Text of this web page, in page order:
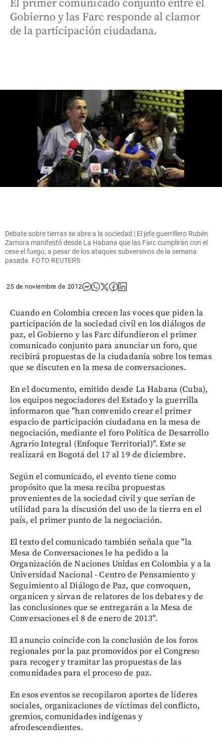
El primer comunicado conjunto entre el
Gobierno y las Farc responde al clamor
de la participación ciudadana.
Debate sobre tierras se abre a la sociedad | El jefe guerrillero Rubén
Zamora manifestó desde La Habana que las Farc cumplirán con el
cese el fuego, a pesar de los ataques subversivos de la semana
pasada. FOTO REUTERS
25 de noviembre de 2012
Cuando en Colombia crecen las voces que piden la
participación de la sociedad civil en los diálogos de
paz, el Gobierno y las Farc difundieron el primer
comunicado conjunto para anunciar un foro, que
recibirá propuestas de la ciudadanía sobre los temas
que se discuten en la mesa de conversaciones.
En el documento, emitido desde La Habana (Cuba),
los equipos negociadores del Estado y la guerrilla
informaron que "han convenido crear el primer
espacio de participación ciudadana en la mesa de
negociación, mediante el foro Política de Desarrollo
Agrario Integral (Enfoque Territorial)". Este se
realizará en Bogotá del 17 al 19 de diciembre.
Según el comunicado, el evento tiene como
propósito que la mesa reciba propuestas
provenientes de la sociedad civil y que serían de
utilidad para la discusión del uso de la tierra en el
país, el primer punto de la negociación.
El texto del comunicado también señala que "la
Mesa de Conversaciones le ha pedido a la
Organización de Naciones Unidas en Colombia y a la
Universidad Nacional - Centro de Pensamiento y
Seguimiento al Diálogo de Paz, que convoquen,
organicen y sirvan de relatores de los debates y de
las conclusiones que se entregarán a la Mesa de
Conversaciones el 8 de enero de 2013".
El anuncio coincide con la conclusión de los foros
regionales por la paz promovidos por el Congreso
para recoger y tramitar las propuestas de las
comunidades para el proceso de paz.
En esos eventos se recopilaron aportes de líderes
sociales, organizaciones de víctimas del conflicto,
gremios, comunidades indígenas y
afrodescendientes.